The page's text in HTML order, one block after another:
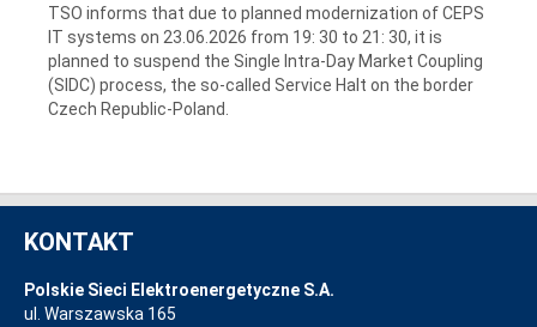
TSO informs that due to planned modernization of CEPS
IT systems on 23.06.2026 from 19: 30 to 21: 30, it is
planned to suspend the Single Intra-Day Market Coupling
(SIDC) process, the so-called Service Halt on the border
Czech Republic-Poland.
KONTAKT
Polskie Sieci Elektroenergetyczne S.A.
ul. Warszawska 165